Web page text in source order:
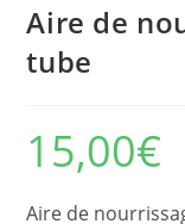
Aire de
tube
15,00€
Aire de